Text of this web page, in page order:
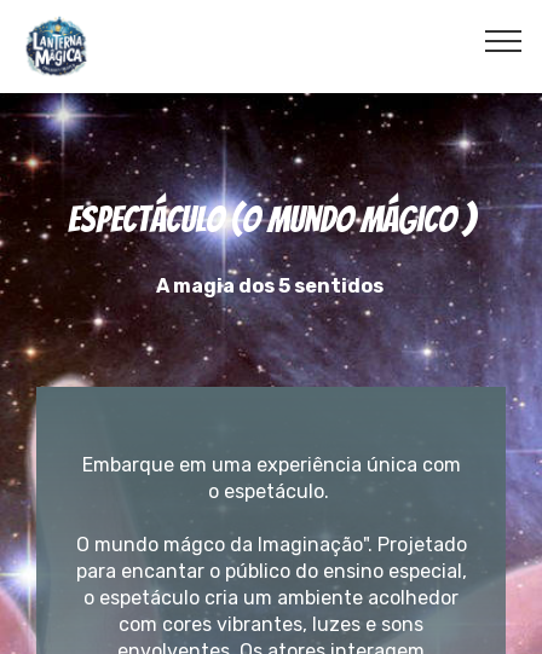
Espectáculo (o Mundo Mágico )
A magia dos 5 sentidos
Embarque em uma experiência única com
o espetáculo.
O mundo mágco da Imaginação". Projetado
para encantar o público do ensino especial,
o espetáculo cria um ambiente acolhedor
com cores vibrantes, luzes e sons